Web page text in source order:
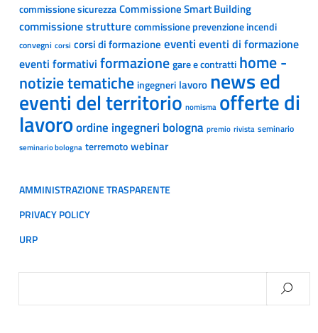
commissione sicurezzaCommissione Smart Building
commissione strutturecommissione prevenzione incendi
convegni corsi corsi di formazione eventi eventi di formazione
eventi formativi formazionegare e contratti home -
notizie tematiche ingegneri lavoro news ed
eventi del territorio nomisma offerte di
lavoroordine ingegneri bologna premio rivista seminario
seminario bologna terremotowebinar
AMMINISTRAZIONE TRASPARENTE
PRIVACY POLICY
URP